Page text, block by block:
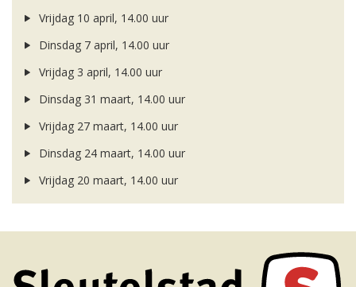
Vrijdag 10 april, 14.00 uur
Dinsdag 7 april, 14.00 uur
Vrijdag 3 april, 14.00 uur
Dinsdag 31 maart, 14.00 uur
Vrijdag 27 maart, 14.00 uur
Dinsdag 24 maart, 14.00 uur
Vrijdag 20 maart, 14.00 uur